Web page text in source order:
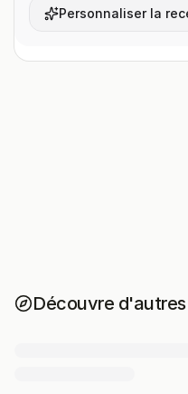
Personnaliser la
Découvre